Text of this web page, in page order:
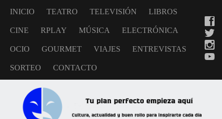
INICIO TEATRO TELEVISIÓN LIBROS
CINE RPLAY MÚSICA ELECTRÓNICA
OCIO GOURMET VIAJES ENTREVISTAS
SORTEO CONTACTO